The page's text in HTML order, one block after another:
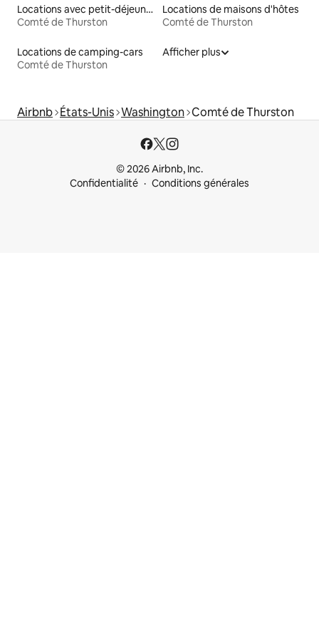
Locations avec petit-déjeuner
Comté de Thurston
Locations de maisons d'hôtes
Comté de Thurston
Locations de camping-cars
Comté de Thurston
Afficher plus
Airbnb États-Unis Washington Comté de Thurston
© 2026 Airbnb, Inc.
Confidentialité
Conditions générales